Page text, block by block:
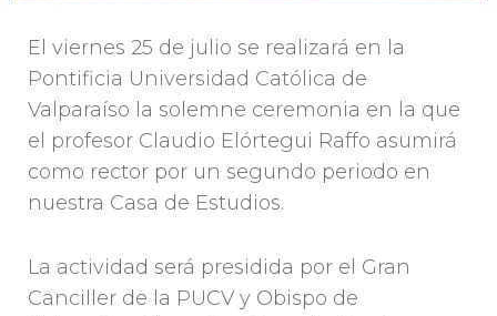
El viernes 25 de julio se realizará en la
Pontificia Universidad Católica de
Valparaíso la solemne ceremonia en la que
el profesor Claudio Elórtegui Raffo asumirá
como rector por un segundo periodo en
nuestra Casa de Estudios.
La actividad será presidida por el Gran
Canciller de la PUCV y Obispo de